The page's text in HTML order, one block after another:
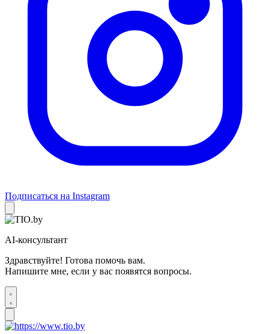
Подписаться на Instagram
AI-консультант
Здравствуйте! Готова помочь вам.
Напишите мне, если у вас появятся вопросы.